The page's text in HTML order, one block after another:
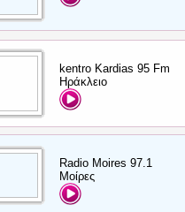
kentro Kardias 95 Fm
Ηράκλειο
Radio Moires 97.1
Μοίρες